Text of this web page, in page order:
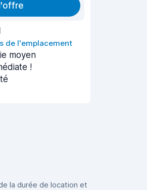
de l'emplacement
moyen
!
la durée de location et